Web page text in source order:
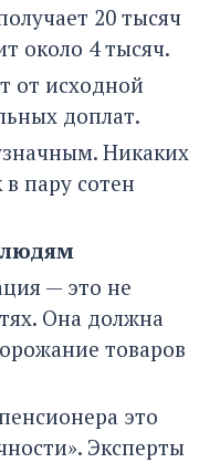
20 тысяч
около 4 тысяч.
от исходной
доплат.
Никаких
пару сотен
— это не
Она должна
товаров
это
Эксперты